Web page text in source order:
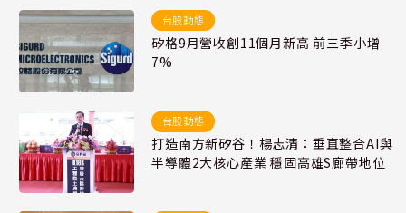
台股動態
矽格9月營收創11個月新高 前三季小增
7%
台股動態
打造南方新矽谷！楊志清：垂直整合AI與
半導體2大核心產業 穩固高雄S廊帶地位